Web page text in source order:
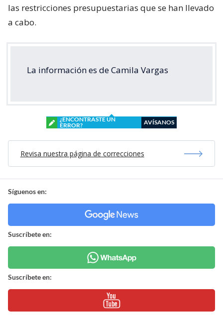
las restricciones presupuestarias que se han llevado
a cabo.
La información es de Camila Vargas
¿ENCONTRASTE UN
ERROR?
AVÍSANOS
Revisa nuestra página de correcciones
Síguenos en:
Suscríbete en:
Suscríbete en: